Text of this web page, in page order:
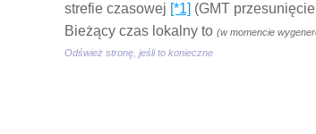
strefie czasowej [*1] (GMT
Bieżący czas lokalny to (w momencie
Odśwież stronę, jeśli to konieczne